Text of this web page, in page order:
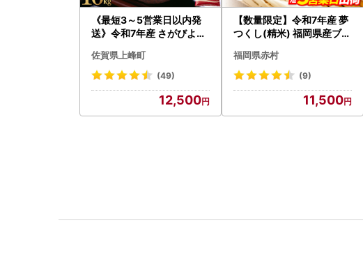
《最短3～5営業日以内発
送》令和7年産 さがびより
佐賀県上峰町
(49)
12,500
【数量限定】令和7年産 夢
つくし(精米) 福岡県産ブラ
)
福岡県赤村
(9)
11,500